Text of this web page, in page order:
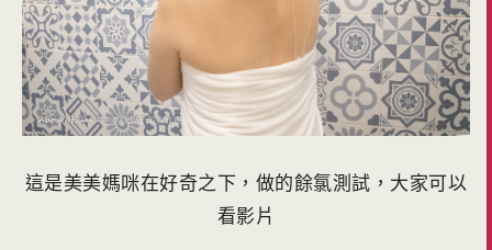
這是美美媽咪在好奇之下，做的餘氯測試，大家可以
看影片